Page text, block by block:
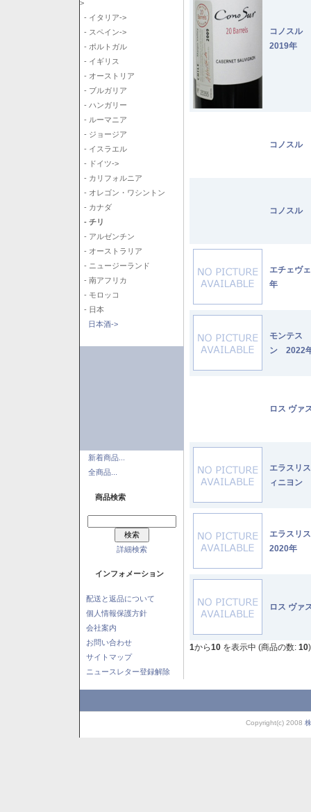
>
- イタリア->
- スペイン->
- ポルトガル
- イギリス
- オーストリア
- ブルガリア
- ハンガリー
- ルーマニア
- ジョージア
- イスラエル
- ドイツ->
- カリフォルニア
- オレゴン・ワシントン
- カナダ
- チリ
- アルゼンチン
- オーストラリア
- ニュージーランド
- 南アフリカ
- モロッコ
- 日本
日本酒->
新着商品...
全商品...
商品検索
詳細検索
インフォメーション
配送と返品について
個人情報保護方針
会社案内
お問い合わせ
サイトマップ
ニュースレター登録解除
コノスル
2019年
コノスル
コノスル
エチェヴ
年
モンテス
ン 2022
ロス ヴァ
エラスリ
ィニヨン
エラスリ
2020年
ロス ヴァ
1から10 を表示中 (商品の数: 10)
Copyright(c) 2008